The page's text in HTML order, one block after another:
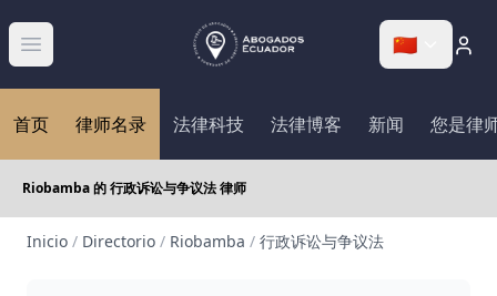
Abrir menú 🇨🇳
首页 律师名录 法律科技 法律博客 新闻 您是律
Riobamba 的 行政诉讼与争议法 律师
Inicio / Directorio / Riobamba / 行政诉讼与争议法